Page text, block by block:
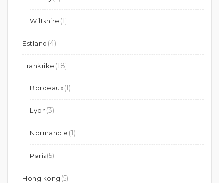
Wiltshire (1)
Estland (4)
Frankrike (18)
Bordeaux(1)
Lyon(3)
Normandie (1)
Paris(5)
Hong kong (5)